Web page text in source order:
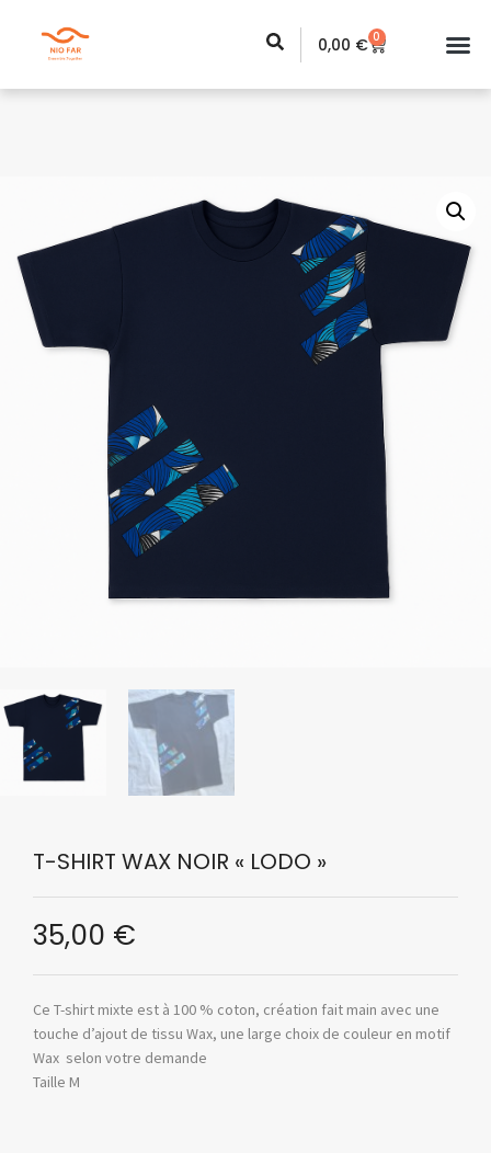
0,00 € 0
T-SHIRT WAX NOIR « LODO »
35,00 €
Ce T-shirt mixte est à 100 % coton, création fait main avec une
touche d’ajout de tissu Wax, une large choix de couleur en motif
Wax selon votre demande
Taille M